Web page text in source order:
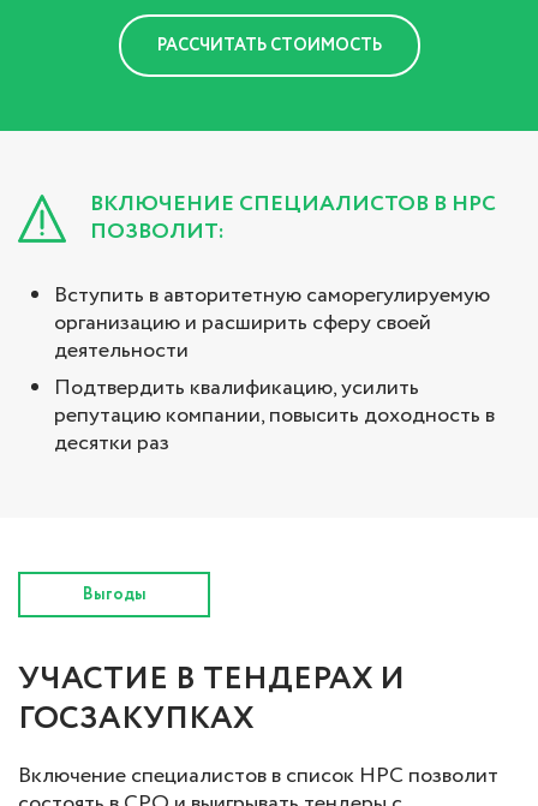
РАССЧИТАТЬ СТОИМОСТЬ
ВКЛЮЧЕНИЕ СПЕЦИАЛИСТОВ В НРС
ПОЗВОЛИТ:
Вступить в авторитетную саморегулируемую
организацию и расширить сферу своей
деятельности
Подтвердить квалификацию, усилить
репутацию компании, повысить доходность в
десятки раз
Выгоды
УЧАСТИЕ В ТЕНДЕРАХ И
ГОСЗАКУПКАХ
Включение специалистов в список НРС позволит